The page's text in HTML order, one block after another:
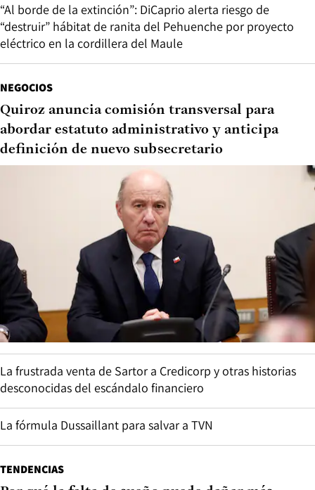
“Al borde de la extinción”: DiCaprio alerta riesgo de
“destruir” hábitat de ranita del Pehuenche por proyecto
eléctrico en la cordillera del Maule
NEGOCIOS
Quiroz anuncia comisión transversal para
abordar estatuto administrativo y anticipa
definición de nuevo subsecretario
La frustrada venta de Sartor a Credicorp y otras historias
desconocidas del escándalo financiero
La fórmula Dussaillant para salvar a TVN
TENDENCIAS